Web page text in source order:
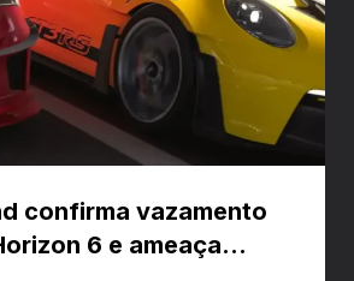
confirma vazamento
6 e ameaça